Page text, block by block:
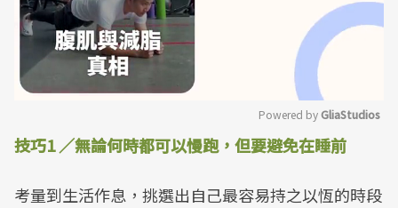
Mute
Powered by GliaStudios
技巧1 ／無論何時都可以慢跑，但要避免在睡前
考量到生活作息，挑選出自己最容易持之以恆的時段